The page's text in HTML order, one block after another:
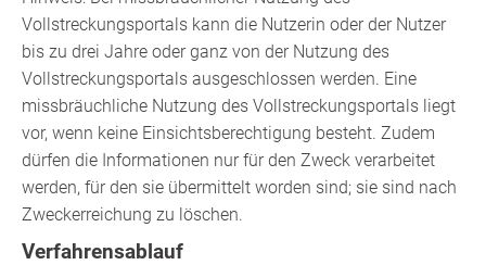
Vollstreckungsportals kann die Nutzerin oder der Nutzer
bis zu drei Jahre oder ganz von der Nutzung des
Vollstreckungsportals ausgeschlossen werden. Eine
missbräuchliche Nutzung des Vollstreckungsportals liegt
vor, wenn keine Einsichtsberechtigung besteht. Zudem
dürfen die Informationen nur für den Zweck verarbeitet
werden, für den sie übermittelt worden sind; sie sind nach
Zweckerreichung zu löschen.
Verfahrensablauf